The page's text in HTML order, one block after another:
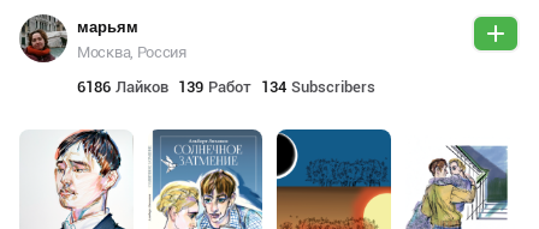
марьям
Москва, Россия
6186 Лайков 139 Работ 134 Subscribers